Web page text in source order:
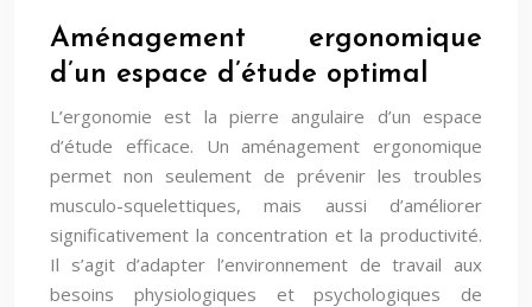
Aménagement ergonomique
d’un espace d’étude optimal
L’ergonomie est la pierre angulaire d’un espace
d’étude efficace. Un aménagement ergonomique
permet non seulement de prévenir les troubles
musculo-squelettiques, mais aussi d’améliorer
significativement la concentration et la productivité.
Il s’agit d’adapter l’environnement de travail aux
besoins physiologiques et psychologiques de